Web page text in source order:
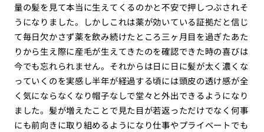
量の髪を見て本当に生えてくるのかと不安で押しつぶされそ
うになりました。しかしこれは薬が効いている証拠だと信じ
て毎日欠かさず薬を飲み続けたところ三ヶ月目を過ぎたあた
りから生え際に産毛が生えてきたのを確認できた時の喜びは
今でも忘れられません。それからは日に日に髪が太く濃くな
っていくのを実感し半年が経過する頃には頭皮の透け感が全
く気にならなくなり帽子なしで堂々と外出できるようになり
ました。髪が増えたことで見た目が若返っただけでなく何事
にも前向きに取り組めるようになり仕事やプライベートでも